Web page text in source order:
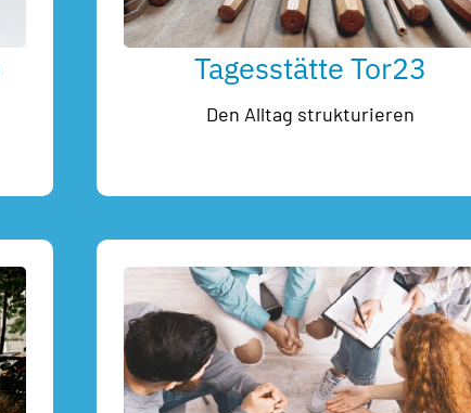
Tagesstätte Tor23
Den Alltag strukturieren